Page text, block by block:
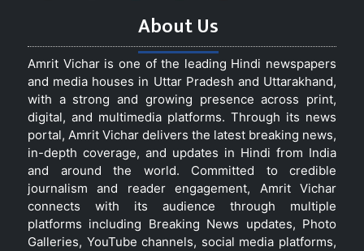
About Us
Amrit Vichar is one of the leading Hindi newspapers
and media houses in Uttar Pradesh and Uttarakhand,
with a strong and growing presence across print,
digital, and multimedia platforms. Through its news
portal, Amrit Vichar delivers the latest breaking news,
in-depth coverage, and updates in Hindi from India
and around the world. Committed to credible
journalism and reader engagement, Amrit Vichar
connects with its audience through multiple
platforms including Breaking News updates, Photo
Galleries, YouTube channels, social media platforms,